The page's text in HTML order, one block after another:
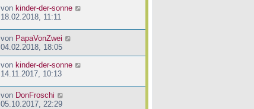
von kinder-der-sonne
18.02.2018, 11:11
von PapaVonZwei
04.02.2018, 18:05
von kinder-der-sonne
14.11.2017, 10:13
von DonFroschi
05.10.2017, 22:29